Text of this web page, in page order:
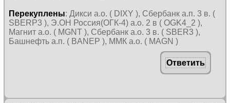
Перекуплены: Дикси а.о. ( DIXY ), Сбербанк а.п. 3 в. (
SBERP3 ), Э.ОН Россия(ОГК-4) а.о. 2 в ( OGK4_2 ),
Магнит а.о. ( MGNT ), Сбербанк а.о. 3 в. ( SBER3 ),
Башнефть а.п. ( BANEP ), ММК а.о. ( MAGN )
Ответить